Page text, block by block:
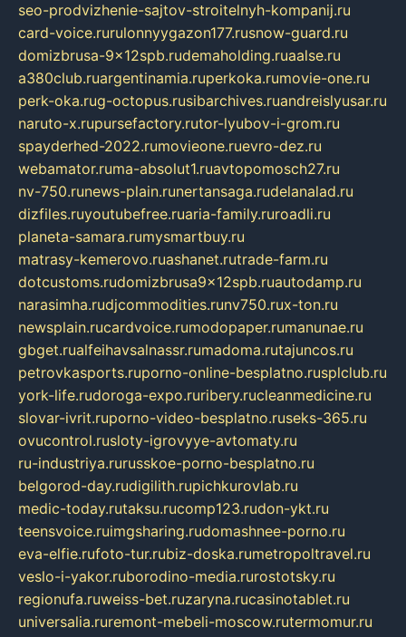
seo-prodvizhenie-sajtov-stroitelnyh-kompanij.ru
card-voice.rurulonnyygazon177.rusnow-guard.ru
domizbrusa-9x12spb.rudemaholding.ruaalse.ru
a380club.ruargentinamia.ruperkoka.rumovie-one.ru
perk-oka.rug-octopus.rusibarchives.ruandreislyusar.ru
naruto-x.rupursefactory.rutor-lyubov-i-grom.ru
spayderhed-2022.rumovieone.ruevro-dez.ru
webamator.ruma-absolut1.ruavtopomosch27.ru
nv-750.runews-plain.runertansaga.rudelanalad.ru
dizfiles.ruyoutubefree.ruaria-family.ruroadli.ru
planeta-samara.rumysmartbuy.ru
matrasy-kemerovo.ruashanet.rutrade-farm.ru
dotcustoms.rudomizbrusa9x12spb.ruautodamp.ru
narasimha.rudjcommodities.runv750.rux-ton.ru
newsplain.rucardvoice.rumodopaper.rumanunae.ru
gbget.rualfeihavsalnassr.rumadoma.rutajuncos.ru
petrovkasports.ruporno-online-besplatno.rusplclub.ru
york-life.rudoroga-expo.ruribery.rucleanmedicine.ru
slovar-ivrit.ruporno-video-besplatno.ruseks-365.ru
ovucontrol.rusloty-igrovyye-avtomaty.ru
ru-industriya.rurusskoe-porno-besplatno.ru
belgorod-day.rudigilith.rupichkurovlab.ru
medic-today.rutaksu.rucomp123.rudon-ykt.ru
teensvoice.ruimgsharing.rudomashnee-porno.ru
eva-elfie.rufoto-tur.rubiz-doska.rumetropoltravel.ru
veslo-i-yakor.ruborodino-media.rurostotsky.ru
regionufa.ruweiss-bet.ruzaryna.rucasinotablet.ru
universalia.ruremont-mebeli-moscow.rutermomur.ru